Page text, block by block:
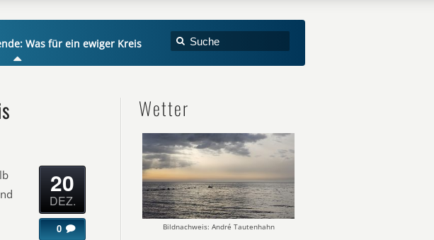
Was für ein ewiger Kreis
20
DEZ.
0
Wetter
Bildnachweis: André Tautenhahn